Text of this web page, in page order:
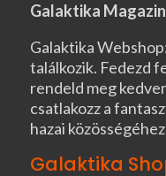
Galaktika Magazin
Galaktika
találkozik. Fedezd
rendeld meg
csatlakozz a
hazai
Galaktika